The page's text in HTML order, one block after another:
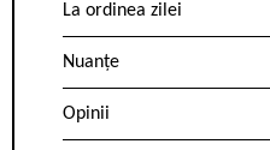
La ordinea zilei
Nuanțe
Opinii